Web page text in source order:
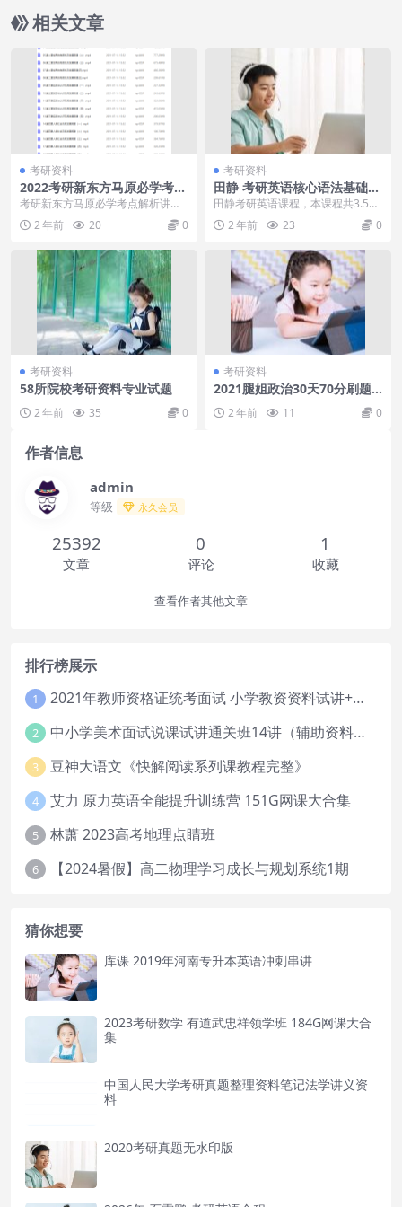
相关文章
考研资料
2022考研新东方马原必学考点
解析讲课视频学习方法大全
考研新东方马原必学考点解析讲课
视频已经发布，快看看你的政治学
的好不好？不好那么我...
2 年前 20 0
考研资料
田静 考研英语核心语法基础精
讲（简单句+长难句）
田静考研英语课程，本课程共3.59
G，VIP会员可通过百度网盘转存下
载或者在线播...
2 年前 23 0
考研资料
58所院校考研资料专业试题
2 年前 35 0
考研资料
2021腿姐政治30天70分刷题
2 年前 11 0
作者信息
admin
等级 永久会员
25392
文章
0
评论
1
收藏
查看作者其他文章
排行榜展示
1 2021年教师资格证统考面试 小学教资资料试讲+答辩
2 中小学美术面试说课试讲通关班14讲（辅助资料第一套）
3 豆神大语文《快解阅读系列课教程完整》
4 艾力 原力英语全能提升训练营 151G网课大合集
5 林萧 2023高考地理点睛班
6 【2024暑假】高二物理学习成长与规划系统1期
猜你想要
库课 2019年河南专升本英语冲刺串讲
2023考研数学 有道武忠祥领学班 184G网课大合
集
中国人民大学考研真题整理资料笔记法学讲义资
料
2020考研真题无水印版